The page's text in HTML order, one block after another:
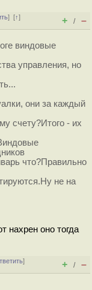
][↑]
+ / –
виндовые
управления, но
они за каждый
счету?Итого - их
что?Правильно
не на
нахрен оно тогда
]
+ / –